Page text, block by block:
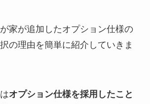
家が追加したオプション仕様の
の理由を簡単に紹介していきま
オプション仕様を採用したこと